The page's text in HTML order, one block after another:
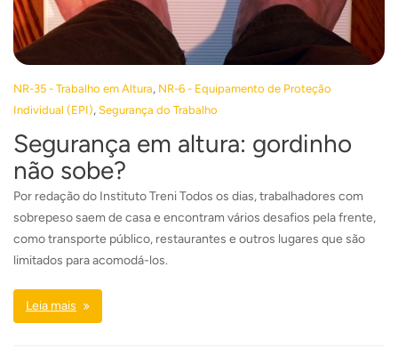
NR-35 - Trabalho em Altura, NR-6 - Equipamento de Proteção
Individual (EPI), Segurança do Trabalho
Segurança em altura: gordinho
não sobe?
Por redação do Instituto Treni Todos os dias, trabalhadores com
sobrepeso saem de casa e encontram vários desafios pela frente,
como transporte público, restaurantes e outros lugares que são
limitados para acomodá-los.
Leia mais